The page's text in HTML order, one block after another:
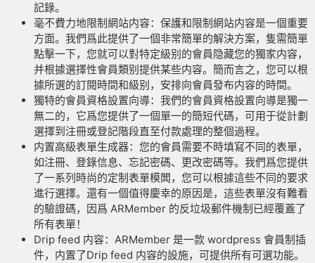
記錄。
毫不費力地限制網站内容：保護和限制網站内容是一個重要
方面。我們爲此提供了一個非常簡單的解決方案，隻需簡單
點擊一下，您就可以對特定級别的會員隐藏您的獨家内容，
并根據選擇性會員類别提供某些内容。簡而言之，您可以根
據所選的訂閱時間和級别，安排向會員發布内容的時間。
獨特的會員資格設置向導：我們的會員資格設置向導是獨一
無二的，它爲您提供了一個單一的簡短代碼，可用于從計劃
選擇到注冊或登記階段直至付款處理的整個過程。
内置高級表單生成器：您的會員需要不時填寫不同的表單，
如注冊、登錄信息、忘記密碼、更改密碼等。我們爲您提供
了一系列時尚的定制表單模闆，您可以根據這些不同的要求
進行選擇。還有一個值得慶幸的原因是，這些表單沒有難看
的驗證碼，因爲 ARMember 的反垃圾郵件機制已經覆蓋了
所有表單！
Drip feed 内容：ARMember 是一款 wordpress 會員制插
件，内置了Drip feed 内容的設施，可提供所有可選功能。